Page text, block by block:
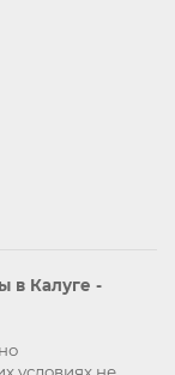
в Калуге -